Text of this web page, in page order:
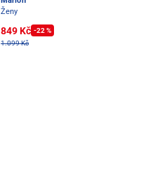
Ženy
849 Kč -22 %
1.099 Kč